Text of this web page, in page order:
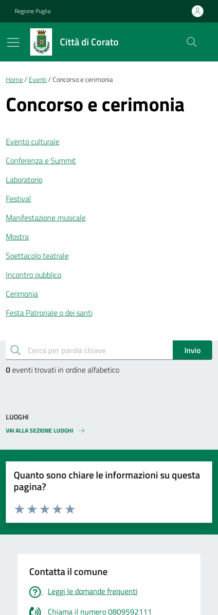
Regione Puglia
Città di Corato
Briciole di pane
Home Eventi Concorso e cerimonia
Concorso e cerimonia
Evento culturale
Conferenza e Summit
Laboratorio
Festival
Manifestazione musicale
Mostra
Spettacolo teatrale
Incontro pubblico
Cerimonia
Festa Patronale o dei santi
Esplora gli eventi
cerca
Invio
0eventi trovati in ordine alfabetico
LUOGHI
VAI ALLA SEZIONE LUOGHI
Quanto sono chiare le informazioni su questa
pagina?
Valuta da 1 a 5 stelle la pagina
Valuta 5 stelle su 5
Valuta 4 stelle su 5
Valuta 3 stelle su 5
Valuta 2 stelle su 5
Valuta 1 stelle su 5
Contatta il comune
Leggi le domande frequenti
Chiama il numero 0809592111